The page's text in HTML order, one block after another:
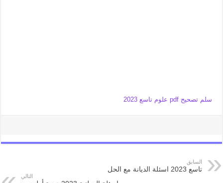
سلم تصحيح pdf علوم تاسع 2023
السابق
تاسع 2023 اسئلة الديانة مع الحل
التالي